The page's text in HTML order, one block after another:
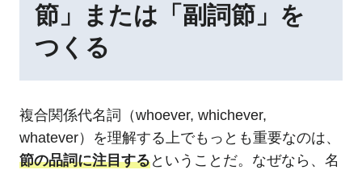
節」または「副詞節」を
つくる
複合関係代名詞（whoever, whichever,
whatever）を理解する上でもっとも重要なのは、
節の品詞に注目するということだ。なぜなら、名